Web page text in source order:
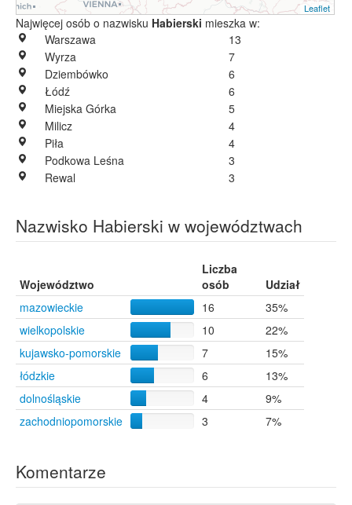
Leaflet
Najwięcej osób o nazwisku Habierski mieszka w:
Warszawa
13
Wyrza
7
Dziembówko
6
Łódź
6
Miejska Górka
5
Milicz
4
Piła
4
Podkowa Leśna
3
Rewal
3
Nazwisko Habierski w województwach
Województwo
Liczba
osób
Udział
mazowieckie
16
35%
wielkopolskie
10
22%
kujawsko-pomorskie
7
15%
łódzkie
6
13%
dolnośląskie
4
9%
zachodniopomorskie
3 7%
Komentarze